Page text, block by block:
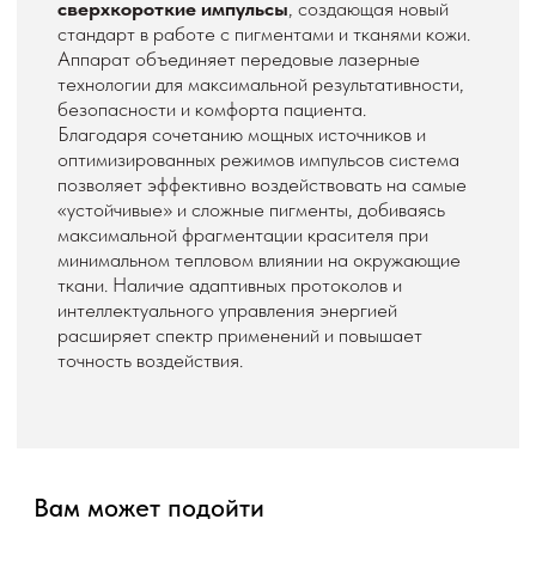
сверхкороткие импульсы, создающая новый
стандарт в работе с пигментами и тканями кожи.
Аппарат объединяет передовые лазерные
технологии для максимальной результативности,
безопасности и комфорта пациента.
Благодаря сочетанию мощных источников и
оптимизированных режимов импульсов система
позволяет эффективно воздействовать на самые
«устойчивые» и сложные пигменты, добиваясь
максимальной фрагментации красителя при
минимальном тепловом влиянии на окружающие
ткани. Наличие адаптивных протоколов и
интеллектуального управления энергией
расширяет спектр применений и повышает
точность воздействия.
Вам может подойти